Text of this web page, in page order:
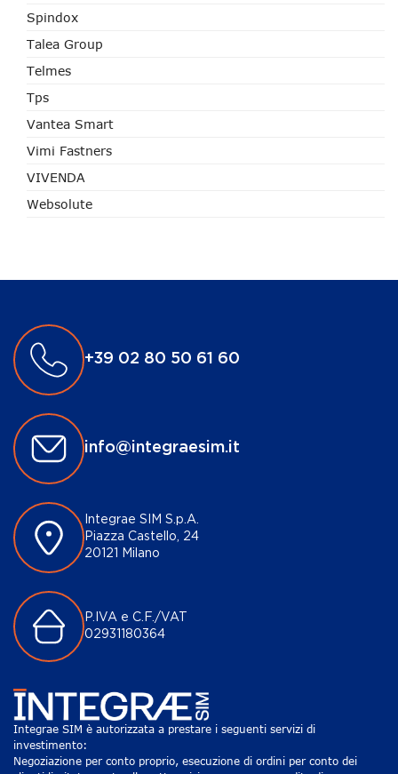
Spindox
Talea Group
Telmes
Tps
Vantea Smart
Vimi Fastners
VIVENDA
Websolute
+39 02 80 50 61 60
info@integraesim.it
Integrae SIM S.p.A.
Piazza Castello, 24
20121 Milano
P.IVA e C.F./VAT
02931180364
Integrae SIM è autorizzata a prestare i seguenti servizi di
investimento:
Negoziazione per conto proprio, esecuzione di ordini per conto dei